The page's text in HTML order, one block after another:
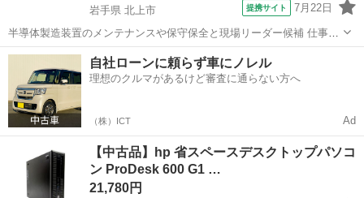
岩手県 北上市
提携サイト 7月22日
半導体製造装置のメンテナンスや保守保全と現場リーダー候補 仕事内
容 ＼フラッシュメモリの製造を行う工場で半導体製造装置の保守・点
検のお仕事／ 【主な業務】 フラッシュメモリなどに使用される「半導
体」。 その半導体を...
岩手 北上市 その他
自社ローンに頼らず車にノレル
理想のクルマがあるけど審査に通らない方へ
（株）ICT Ad
【中古品】hp 省スペースデスクトップパソコ
ン ProDesk 600 G1 …
21,780円